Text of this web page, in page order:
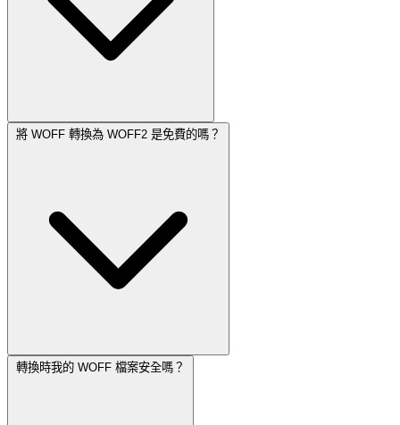
將 WOFF 轉換為 WOFF2 是免費的嗎？
轉換時我的 WOFF 檔案安全嗎？